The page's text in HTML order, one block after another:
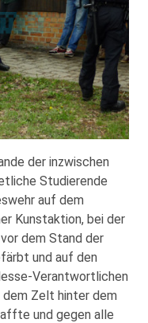
der inzwischen
Studierende
auf dem
Kunstaktion, bei der
dem Stand der
und auf den
Verantwortlichen
dem Zelt hinter dem
und gegen alle